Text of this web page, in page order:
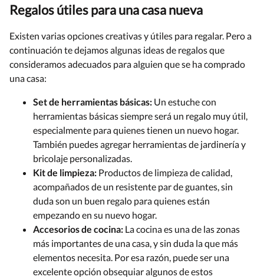
Regalos útiles para una casa nueva
Existen varias opciones creativas y útiles para regalar. Pero a
continuación te dejamos algunas ideas de regalos que
consideramos adecuados para alguien que se ha comprado
una casa:
Set de herramientas básicas: Un estuche con
herramientas básicas siempre será un regalo muy útil,
especialmente para quienes tienen un nuevo hogar.
También puedes agregar herramientas de jardinería y
bricolaje personalizadas.
Kit de limpieza: Productos de limpieza de calidad,
acompañados de un resistente par de guantes, sin
duda son un buen regalo para quienes están
empezando en su nuevo hogar.
Accesorios de cocina: La cocina es una de las zonas
más importantes de una casa, y sin duda la que más
elementos necesita. Por esa razón, puede ser una
excelente opción obsequiar algunos de estos